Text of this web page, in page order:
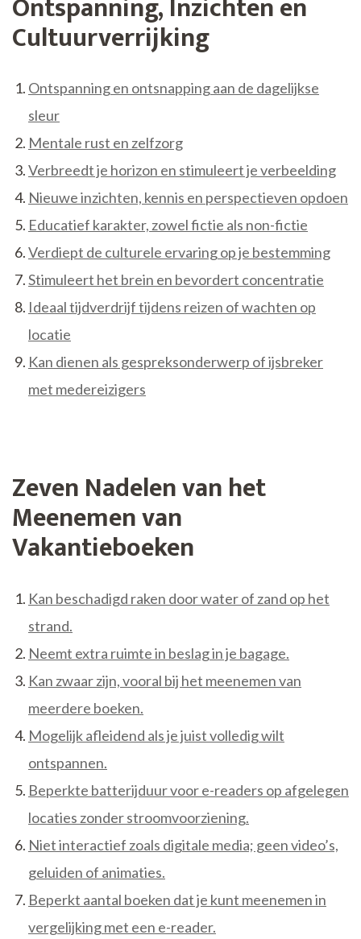
Cultuurverrijking
Ontspanning en ontsnapping aan de dagelijkse
sleur
Mentale rust en zelfzorg
Verbreedt je horizon en stimuleert je verbeelding
Nieuwe inzichten, kennis en perspectieven opdoen
Educatief karakter, zowel fictie als non-fictie
Verdiept de culturele ervaring op je bestemming
Stimuleert het brein en bevordert concentratie
Ideaal tijdverdrijf tijdens reizen of wachten op
locatie
Kan dienen als gespreksonderwerp of ijsbreker
met medereizigers
Zeven Nadelen van het
Meenemen van
Vakantieboeken
Kan beschadigd raken door water of zand op het
strand.
Neemt extra ruimte in beslag in je bagage.
Kan zwaar zijn, vooral bij het meenemen van
meerdere boeken.
Mogelijk afleidend als je juist volledig wilt
ontspannen.
Beperkte batterijduur voor e-readers op afgelegen
locaties zonder stroomvoorziening.
Niet interactief zoals digitale media; geen video’s,
geluiden of animaties.
Beperkt aantal boeken dat je kunt meenemen in
vergelijking met een e-reader.